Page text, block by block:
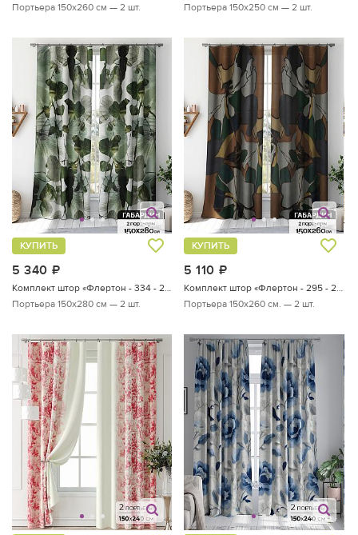
Портьера 150х260 см — 2 шт.
Портьера 150х250 см — 2 шт.
5 340
КУПИТЬ
Портьера 150х280 см — 2 шт.
5 110
КУПИТЬ
Портьера 150х260 см. — 2 шт.